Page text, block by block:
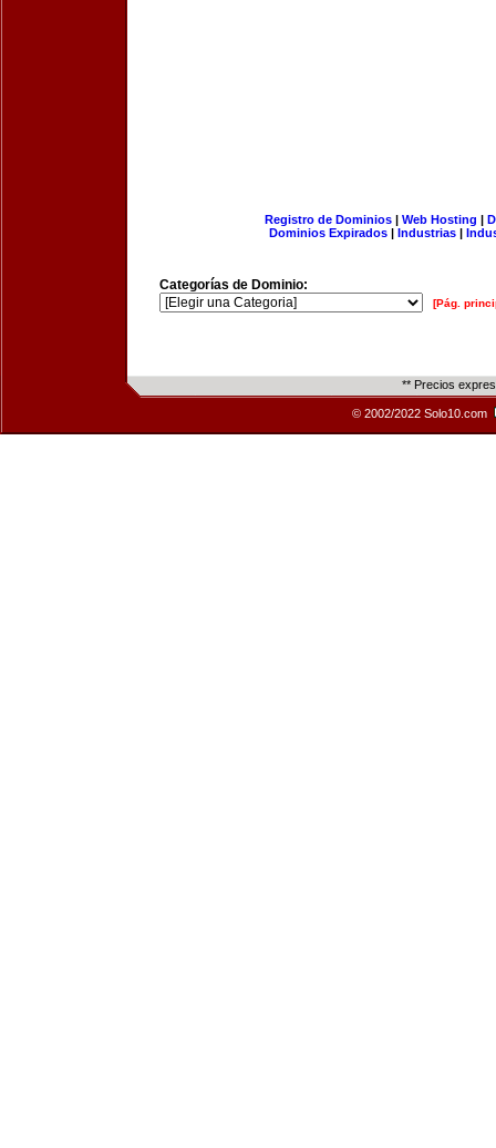
Registro de Dominios| Web Hosting |
Dominios Expirados | Industrias |
Categorías de Dominio:
[Pág.
** Precios
© 2002/2022 Solo10.com